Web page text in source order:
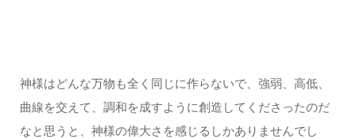
神様はどんな万物も全く同じに作らないで、強弱、高低、
曲線を交えて、調和を成すように創造してくださったのだ
なと思うと、神様の偉大さを感じるしかありませんでし